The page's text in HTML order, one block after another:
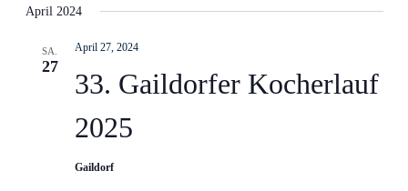
und
wählen.
April 2024
SA.
27
33. Gaildorfer Kocherlauf
2025
April 27, 2024
Gaildorf